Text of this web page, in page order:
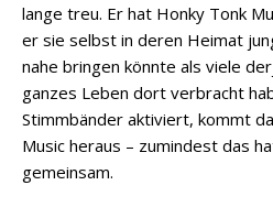
lange treu. Er hat Honky Tonk
er sie selbst in deren Heimat
nahe bringen könnte als viele
ganzes Leben dort verbracht
Stimmbänder aktiviert, kommt
Music heraus – zumindest das
gemeinsam.